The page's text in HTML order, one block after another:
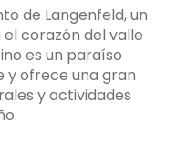
de Langenfeld, un
corazón del valle
es un paraíso
y ofrece una gran
y actividades